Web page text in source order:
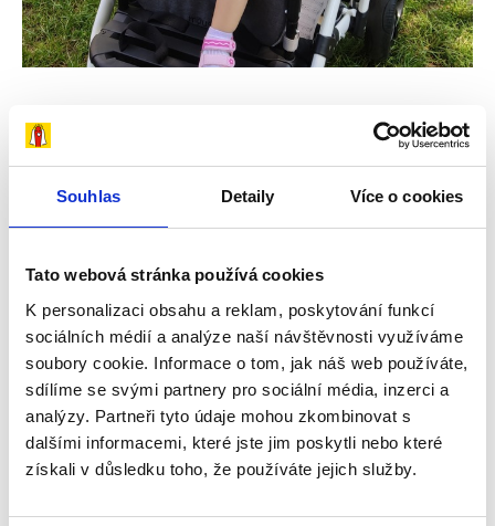
Souhlas Detaily Více o cookies
Tato webová stránka používá cookies
K personalizaci obsahu a reklam, poskytování funkcí
sociálních médií a analýze naší návštěvnosti využíváme
soubory cookie. Informace o tom, jak náš web používáte,
sdílíme se svými partnery pro sociální média, inzerci a
analýzy. Partneři tyto údaje mohou zkombinovat s
dalšími informacemi, které jste jim poskytli nebo které
získali v důsledku toho, že používáte jejich služby.
29. 7. 2026
Snažíme se dělat vše potřebné, aby dcera
byla šťastná – příběh Amálky
čtyřčlenná rodina – maminka Iva, tatínek Pavel a
jejich dvě dcery, Natálka...
Číst více
Příběhy